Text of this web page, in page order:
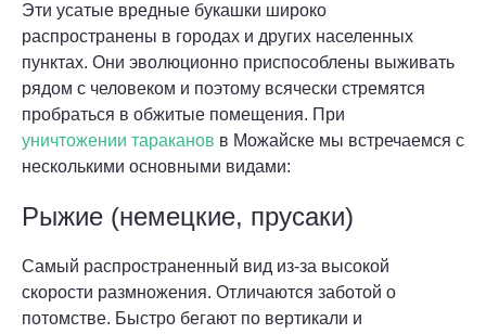
Эти усатые вредные букашки широко
распространены в городах и других населенных
пунктах. Они эволюционно приспособлены выживать
рядом с человеком и поэтому всячески стремятся
пробраться в обжитые помещения. При
уничтожении тараканов в Можайске мы встречаемся с
несколькими основными видами:
Рыжие (немецкие, прусаки)
Самый распространенный вид из-за высокой
скорости размножения. Отличаются заботой о
потомстве. Быстро бегают по вертикали и